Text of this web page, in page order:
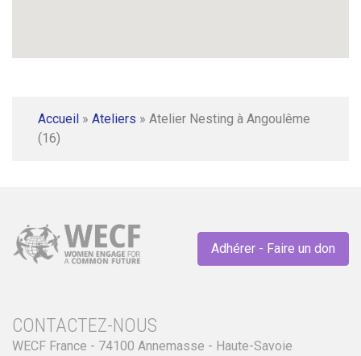
Accueil » Ateliers » Atelier Nesting à Angoulême
(16)
Adhérer - Faire un don
CONTACTEZ-NOUS
WECF France - 74100 Annemasse - Haute-Savoie